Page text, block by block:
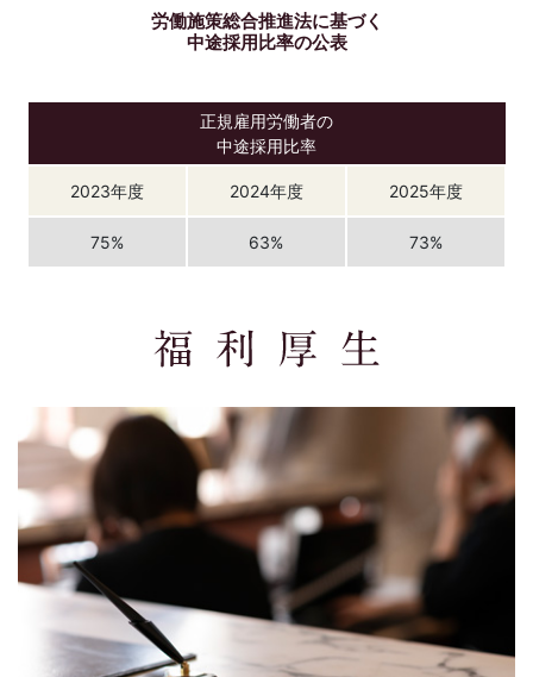
労働施策総合推進法に基づく
中途採用比率の公表
正規雇用労働者の
中途採用比率
2023年度 2024年度 2025年度
75% 63% 73%